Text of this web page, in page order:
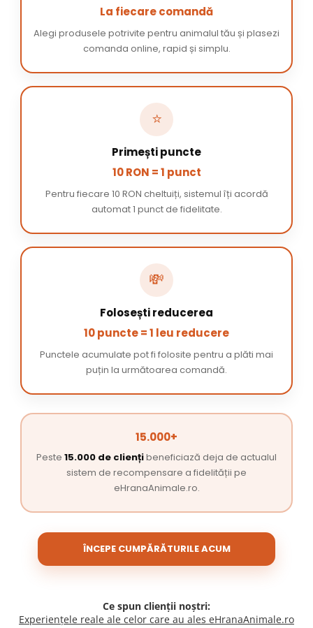
La fiecare comandă
Alegi produsele potrivite pentru animalul tău și plasezi
comanda online, rapid și simplu.
⭐
Primești puncte
10 RON = 1 punct
Pentru fiecare 10 RON cheltuiți, sistemul îți acordă
automat 1 punct de fidelitate.
💸
Folosești reducerea
10 puncte = 1 leu reducere
Punctele acumulate pot fi folosite pentru a plăti mai
puțin la următoarea comandă.
15.000+
Peste 15.000 de cliențibeneficiază deja de actualul
sistem de recompensare a fidelității pe
eHranaAnimale.ro.
ÎNCEPE CUMPĂRĂTURILE ACUM
Ce spun clienții noștri:
Experiențele reale ale celor care au ales eHranaAnimale.ro